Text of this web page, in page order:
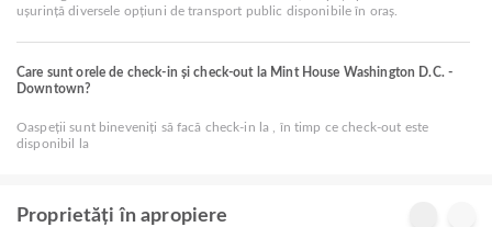
ușurință diversele opțiuni de transport public disponibile în oraș.
Care sunt orele de check-in și check-out la Mint House Washington D.C. -
Downtown?
Oaspeții sunt bineveniți să facă check-in la , în timp ce check-out este
disponibil la
Proprietăți în apropiere